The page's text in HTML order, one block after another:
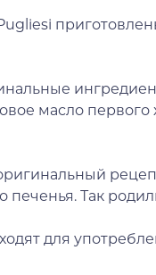
масло
Так
для